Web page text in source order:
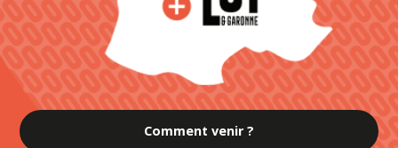
Comment venir ?